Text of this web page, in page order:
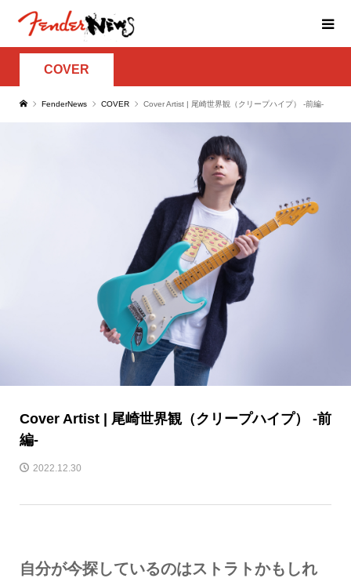
COVER
FenderNews COVER Cover Artist | 尾崎世界観（クリープハイプ） -前編-
Cover Artist | 尾崎世界観（クリープハイプ） -前
編-
2022.12.30
自分が今探しているのはストラトかもしれ